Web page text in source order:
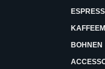
BOHNEN